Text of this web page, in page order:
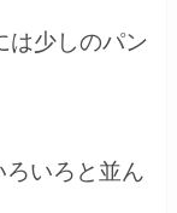
は少しのパン
いろと並ん